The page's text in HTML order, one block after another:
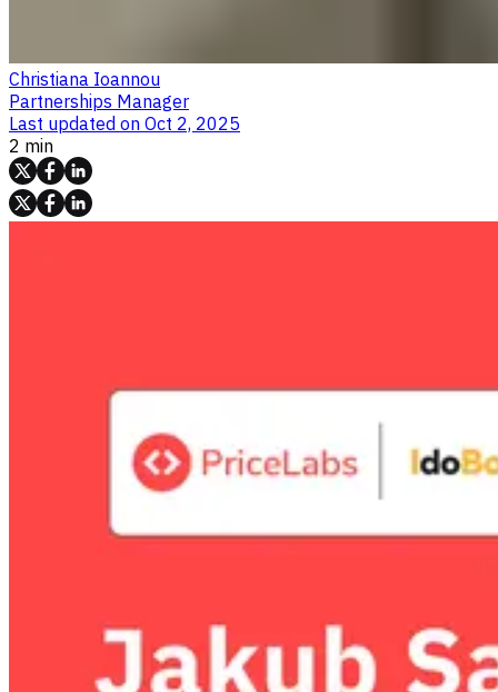
Christiana Ioannou
Partnerships Manager
Last updated on Oct 2, 2025
2 min